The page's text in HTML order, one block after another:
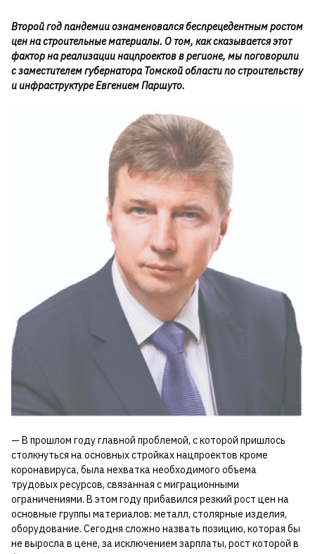
Второй год пандемии ознаменовался беспрецедентным ростом
цен на строительные материалы. О том, как сказывается этот
фактор на реализации нацпроектов в регионе, мы поговорили
с заместителем губернатора Томской области по строительству
и инфраструктуре Евгением Паршуто.
— В прошлом году главной проблемой, с которой пришлось
столкнуться на основных стройках нацпроектов кроме
коронавируса, была нехватка необходимого объема
трудовых ресурсов, связанная с миграционными
ограничениями. В этом году прибавился резкий рост цен на
основные группы материалов: металл, столярные изделия,
оборудование. Сегодня сложно назвать позицию, которая бы
не выросла в цене, за исключением зарплаты, рост которой в